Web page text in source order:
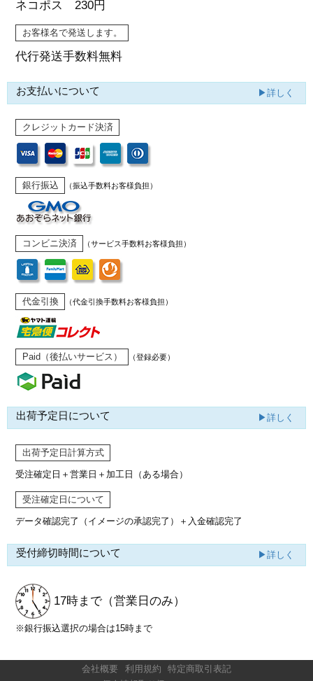
ネコポス 230円
お客様名で発送します。
代行発送手数料無料
お支払いについて ▶詳しく
クレジットカード決済
銀行振込 （振込手数料お客様負担）
コンビニ決済 （サービス手数料お客様負担）
代金引換 （代金引換手数料お客様負担）
Paid（後払いサービス） （登録必要）
出荷予定日について ▶詳しく
出荷予定日計算方式
受注確定日＋営業日＋加工日（ある場合）
受注確定日について
データ確認完了（イメージの承認完了） ＋入金確認完了
受付締切時間について ▶詳しく
17時まで （営業日のみ）
※銀行振込選択の場合は15時まで
会社概要 利用規約
特定商取引表記